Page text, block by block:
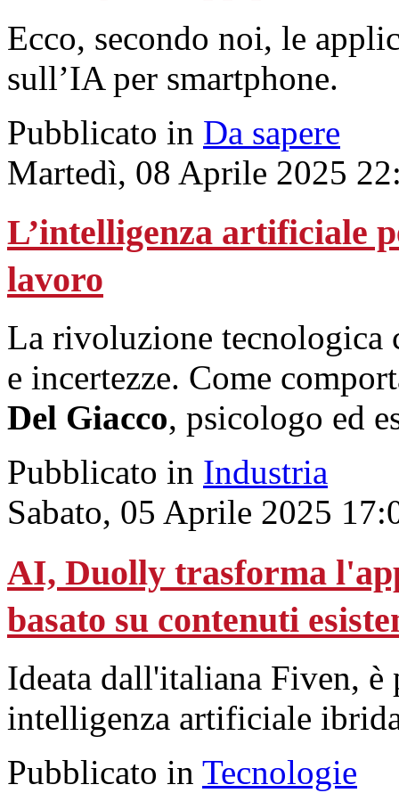
Ecco, secondo noi, le
sull’IA per smartphone.
Pubblicato in Da sapere
Martedì, 08 Aprile 2025
L’intelligenza artificiale
lavoro
La rivoluzione tecnologica
e incertezze. Come
Del Giacco, psicologo ed
Pubblicato in Industria
Sabato, 05 Aprile 2025
AI, Duolly trasforma
basato su contenuti
Ideata dall'italiana Fiven,
intelligenza artificiale
Pubblicato in Tecnologie